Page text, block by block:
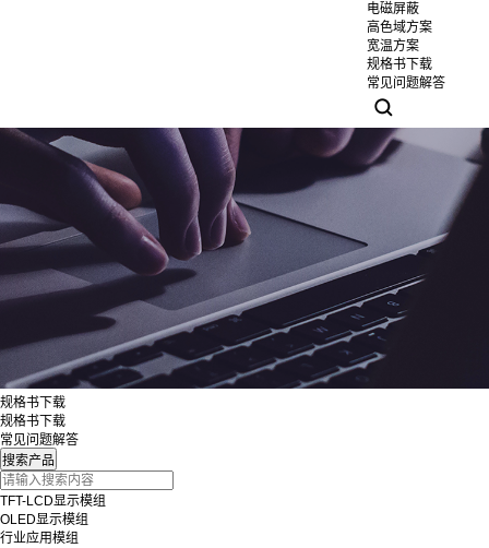
电磁屏蔽
高色域方案
宽温方案
规格书下载
常见问题解答
规格书下载
规格书下载
常见问题解答
TFT-LCD显示模组
OLED显示模组
行业应用模组